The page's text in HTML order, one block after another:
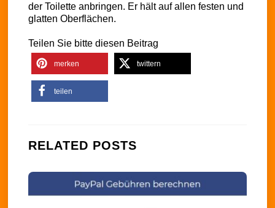
der Toilette anbringen. Er hält auf allen festen und
glatten Oberflächen.
Teilen Sie bitte diesen Beitrag
merken twittern
teilen
RELATED POSTS